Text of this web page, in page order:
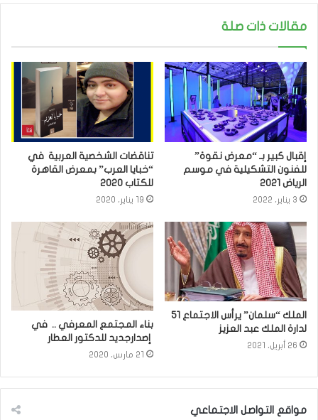
مقالات ذات صلة
إقبال كبير بـ “معرض نقوة”
للفنون التشكيلية في موسم
الرياض 2021
3 يناير، 2022
تناقضات الشخصية العربية في
“خبايا العرب” بمعرض القاهرة
للكتاب 2020
19 يناير، 2020
الملك “سلمان” يرأس الاجتماع ٥١
لدارة الملك عبد العزيز
26 أبريل، 2021
بناء المجتمع المعرفي .. في
إصدارجديد للدكتور العطار
21 مارس، 2020
مواقع التواصل الاجتماعي